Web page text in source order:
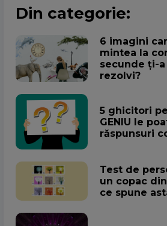
Din categorie:
6 imagini
mintea la
secunde ți-
rezolvi?
5 ghicitori
GENIU le
răspunsuri
Test de
un copac
ce spune